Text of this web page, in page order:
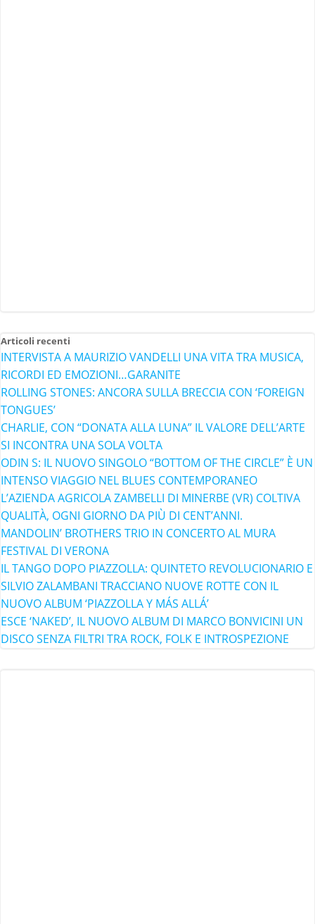
Articoli recenti
INTERVISTA A MAURIZIO VANDELLI UNA VITA TRA MUSICA,
RICORDI ED EMOZIONI…GARANITE
ROLLING STONES: ANCORA SULLA BRECCIA CON ‘FOREIGN
TONGUES’
CHARLIE, CON “DONATA ALLA LUNA” IL VALORE DELL’ARTE
SI INCONTRA UNA SOLA VOLTA
ODIN S: IL NUOVO SINGOLO “BOTTOM OF THE CIRCLE” È UN
INTENSO VIAGGIO NEL BLUES CONTEMPORANEO
L’AZIENDA AGRICOLA ZAMBELLI DI MINERBE (VR) COLTIVA
QUALITÀ, OGNI GIORNO DA PIÙ DI CENT’ANNI.
MANDOLIN’ BROTHERS TRIO IN CONCERTO AL MURA
FESTIVAL DI VERONA
IL TANGO DOPO PIAZZOLLA: QUINTETO REVOLUCIONARIO E
SILVIO ZALAMBANI TRACCIANO NUOVE ROTTE CON IL
NUOVO ALBUM ‘PIAZZOLLA Y MÁS ALLÁ’
ESCE ‘NAKED’, IL NUOVO ALBUM DI MARCO BONVICINI UN
DISCO SENZA FILTRI TRA ROCK, FOLK E INTROSPEZIONE